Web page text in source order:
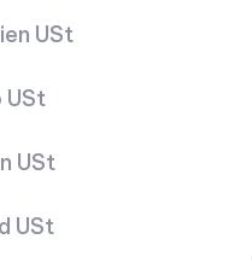
USt
USt
USt
USt